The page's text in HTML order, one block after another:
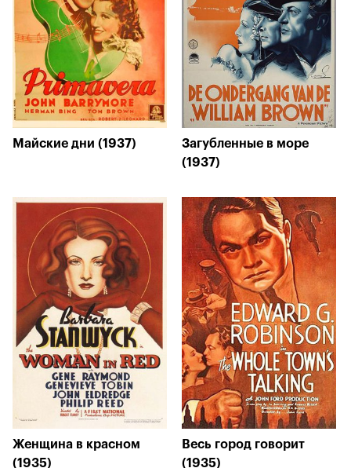
Майские дни (1937)
Загубленные в море
(1937)
Женщина в красном
(1935)
Весь город говорит
(1935)